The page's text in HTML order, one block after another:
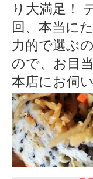
り大満足！
回、本当に
力的で選ぶ
ので、お目
本店にお伺